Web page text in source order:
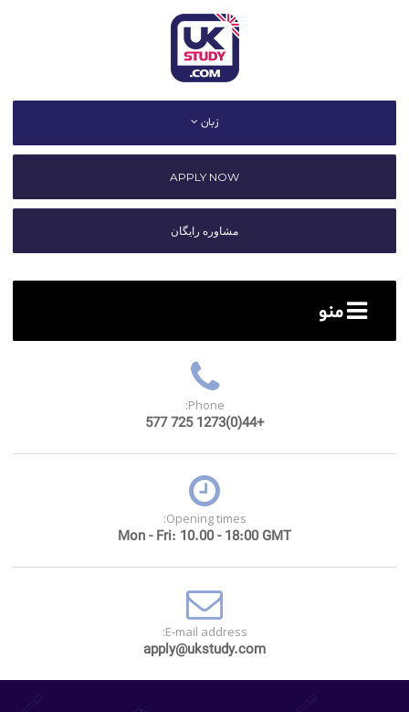
زبان
APPLY NOW
مشاوره رایگان
منو
Phone:
+44(0)1273 725 577
Opening times:
Mon - Fri: 10.00 - 18:00 GMT
E-mail address:
apply@ukstudy.com